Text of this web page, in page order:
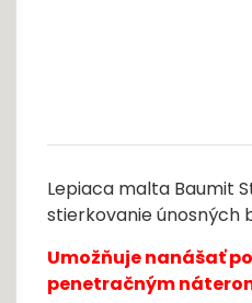
Lepiaca malta Baumit
stierkovanie únosných
Umožňuje nanášať
penetračným